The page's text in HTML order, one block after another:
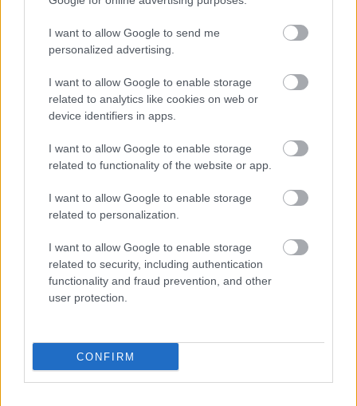
I want to allow Google to send me
personalized advertising.
I want to allow Google to enable storage
related to analytics like cookies on web or
device identifiers in apps.
I want to allow Google to enable storage
related to functionality of the website or app.
I want to allow Google to enable storage
related to personalization.
I want to allow Google to enable storage
related to security, including authentication
functionality and fraud prevention, and other
user protection.
CONFIRM
Η Realnews που κυκλοφορεί σήμερα